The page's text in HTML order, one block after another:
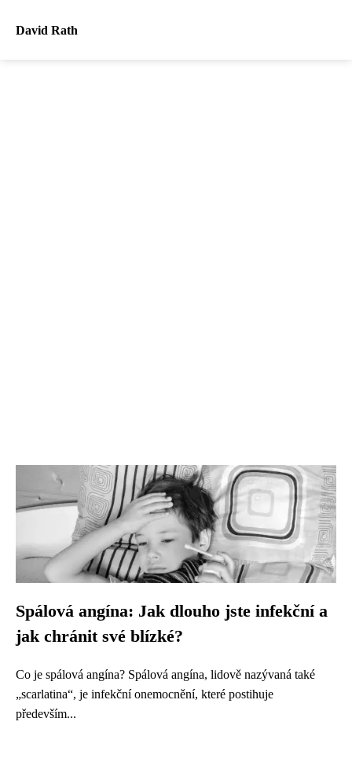
David Rath
Spálová angína: Jak dlouho jste infekční a
jak chránit své blízké?
Co je spálová angína? Spálová angína, lidově nazývaná také
„scarlatina“, je infekční onemocnění, které postihuje
především...